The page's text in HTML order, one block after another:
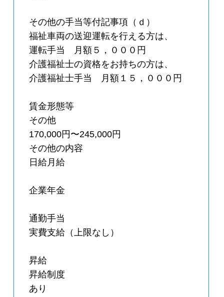
その他の手当等付記事項（ｄ）
福祉車両の送迎運転を行える方は、
運転手当 月額５，０００円
介護福祉士の資格をお持ちの方は、
介護福祉士手当 月額１５，０００円
賃金形態等
その他
170,000円〜245,000円
その他の内容
日給月給
企業年金
通勤手当
実費支給（上限なし）
昇給
昇給制度
あり